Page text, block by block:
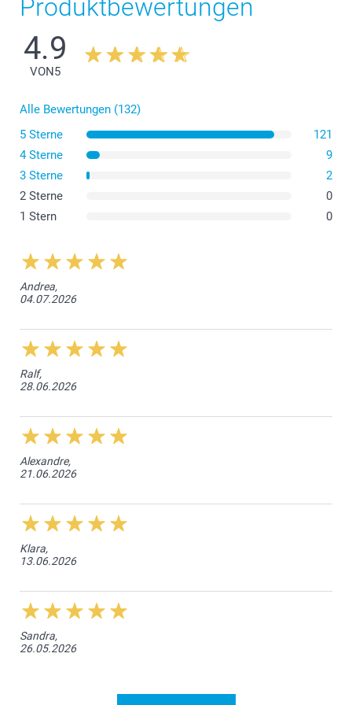
Naturfarben
Zum Schutz verarbeiten wir die Leinwand mit ca. 1 cm Spielraum
zum Rahmen.
Produktbewertungen
4.9
VON5
Alle Bewertungen (132)
5 Sterne
121
4 Sterne
9
3 Sterne
2
2 Sterne
0
1 Stern
0
Andrea,
04.07.2026
Ralf,
28.06.2026
Alexandre,
21.06.2026
Klara,
13.06.2026
Sandra,
26.05.2026